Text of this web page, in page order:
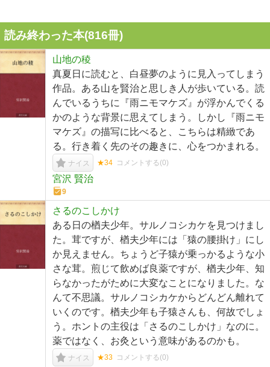
読み終わった本(816冊)
山地の稜
真夏日に読むと、白昼夢のように見入ってしまう
作品。ある山を賢治と思しき人が歩いている。読
んでいるうちに『雨ニモマケズ』が浮かんでくる
かのような背景に思えてしまう。しかし『雨ニモ
マケズ』の描写に比べると、こちらは精緻であ
る。行き着く先のその趣きに、心をつかまれる。
ナイス ★34 コメントする(0)
宮沢 賢治
9
さるのこしかけ
ある日の楢夫少年。サルノコシカケを見つけまし
た。茸ですが、楢夫少年には「猿の腰掛け」にし
か見えません。ちょうど子猿が乗っかるような小
さな茸。煎じて飲めば良薬ですが、楢夫少年、知
らなかったがために大変なことになりました。な
んて不思議。サルノコシカケからどんどん離れて
いくのです。楢夫少年も子猿さんも、何故でしょ
う。ホントの主役は「さるのこしかけ」なのに。
薬ではなく、お灸という意味があるのかも。
ナイス ★33 コメントする(0)